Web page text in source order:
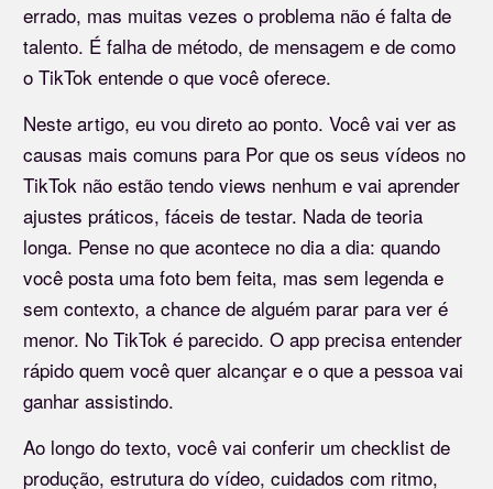
errado, mas muitas vezes o problema não é falta de
talento. É falha de método, de mensagem e de como
o TikTok entende o que você oferece.
Neste artigo, eu vou direto ao ponto. Você vai ver as
causas mais comuns para Por que os seus vídeos no
TikTok não estão tendo views nenhum e vai aprender
ajustes práticos, fáceis de testar. Nada de teoria
longa. Pense no que acontece no dia a dia: quando
você posta uma foto bem feita, mas sem legenda e
sem contexto, a chance de alguém parar para ver é
menor. No TikTok é parecido. O app precisa entender
rápido quem você quer alcançar e o que a pessoa vai
ganhar assistindo.
Ao longo do texto, você vai conferir um checklist de
produção, estrutura do vídeo, cuidados com ritmo,